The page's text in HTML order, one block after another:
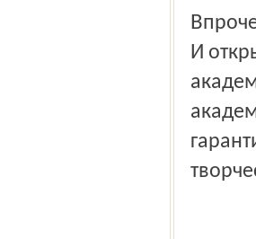
Впрочем, каждый театр справлялся с кризисом по-своему.
И